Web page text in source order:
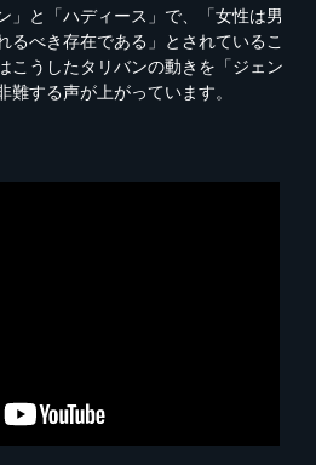
」と「ハディース」で、「女性は男
るべき存在である」とされているこ
こうしたタリバンの動きを「ジェン
難する声が上がっています。